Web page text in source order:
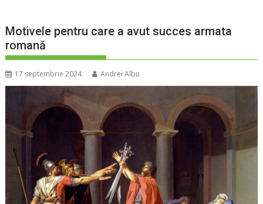
Motivele pentru care a avut succes armata
romană
17 septembrie 2024 Andrei Albu